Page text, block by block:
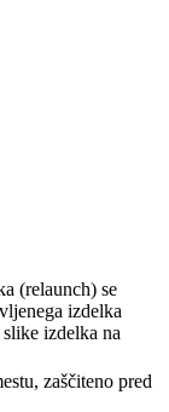
(relaunch) se
izdelka
izdelka na
zaščiteno pred